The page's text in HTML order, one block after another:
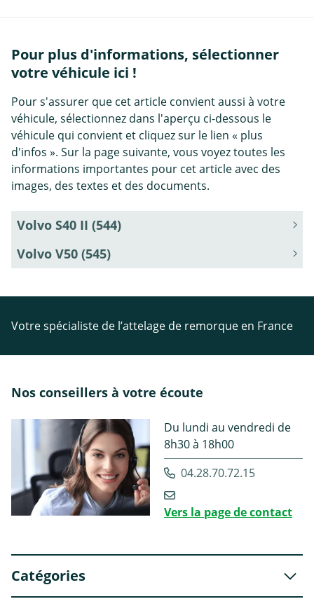
Pour plus d'informations, sélectionner
votre véhicule ici !
Pour s'assurer que cet article convient aussi à votre
véhicule, sélectionnez dans l'aperçu ci-dessous le
véhicule qui convient et cliquez sur le lien « plus
d'infos ». Sur la page suivante, vous voyez toutes les
informations importantes pour cet article avec des
images, des textes et des documents.
Volvo S40 II (544)
Volvo V50 (545)
Votre spécialiste de l’attelage de remorque en France
Nos conseillers à votre écoute
Du lundi au vendredi de
8h30 à 18h00
04.28.70.72.15
Vers la page de contact
Catégories